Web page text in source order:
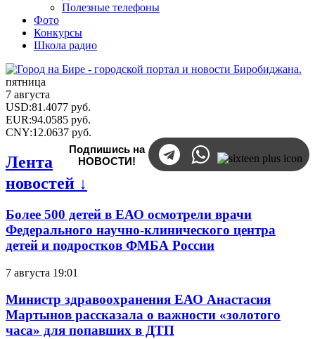
Полезные телефоны
Фото
Конкурсы
Школа радио
пятница
7 августа
USD:81.4077 руб.
EUR:94.0585 руб.
CNY:12.0637 руб.
Подпишись на
НОВОСТИ!
Лента
новостей ↓
Более 500 детей в ЕАО осмотрели врачи
Федерального научно-клинического центра
детей и подростков ФМБА России
7 августа 19:01
Министр здравоохранения ЕАО Анастасия
Мартынов рассказала о важности «золотого
часа» для попавших в ДТП